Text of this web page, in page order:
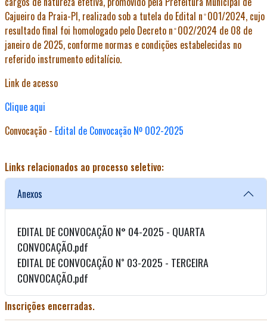
Cajueiro da Praia-PI, realizado sob a tutela do Edital n ̊ 001/2024, cujo
resultado final foi homologado pelo Decreto n ̊ 002/2024 de 08 de
janeiro de 2025, conforme normas e condições estabelecidas no
referido instrumento editalício.
Link de acesso
Clique aqui
Convocação - Edital de Convocação Nº 002-2025
Links relacionados ao processo seletivo:
Anexos
EDITAL DE CONVOCAÇÃO N° 04-2025 - QUARTA
CONVOCAÇÃO.pdf
EDITAL DE CONVOCAÇÃO N˚ 03-2025 - TERCEIRA
CONVOCAÇÃO.pdf
Inscrições encerradas.